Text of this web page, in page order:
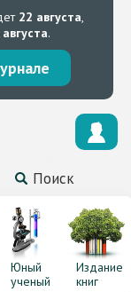
22 августа,
.
Поиск
Юный
ученый
Издание
книг